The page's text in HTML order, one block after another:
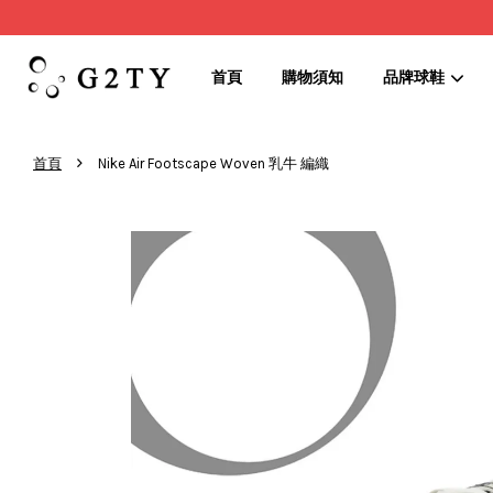
首頁 購物須知 品牌球鞋
首頁 › Nike Air Footscape Woven 乳牛 編織